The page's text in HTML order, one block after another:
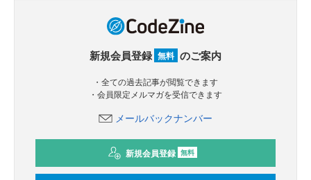
新規会員登録 無料 のご案内
・全ての過去記事が閲覧できます
・会員限定メルマガを受信できます
メールバックナンバー
新規会員登録 無料